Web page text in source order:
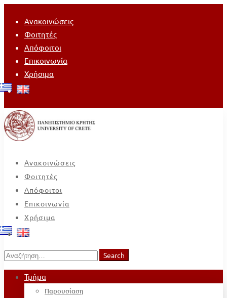
Ανακοινώσεις
Φοιτητές
Απόφοιτοι
Επικοινωνία
Χρήσιμα
Ανακοινώσεις
Φοιτητές
Απόφοιτοι
Επικοινωνία
Χρήσιμα
Search
for:
Search
Τμήμα
Παρουσίαση